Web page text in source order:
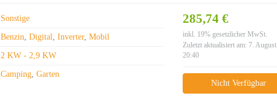
285,74 €
inkl. 19% gesetzlicher MwSt.
Zuletzt aktualisiert am: 7.
20:40
Nicht Verfügbar
Sonstige
Benzin,Digital,Inverter,Mobil
2 KW - 2,9 KW
Camping,Garten